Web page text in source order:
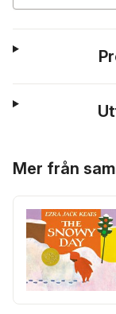
Mer från